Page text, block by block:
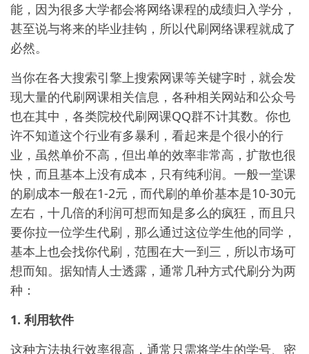
能，因为很多大学都会将网络课程的成绩归入学分，
甚至说与将来的毕业挂钩，所以代刷网络课程就成了
必然。
当你在各大搜索引擎上搜索网课等关键字时，就会发
现大量的代刷网课相关信息，各种相关网站和公众号
也在其中，各类院校代刷网课QQ群不计其数。你也
许不知道这个行业有多暴利，看起来是个很小的行
业，虽然单价不高，但出单的效率非常高，扩散也很
快，而且基本上没有成本，只有纯利润。一般一堂课
的刷成本一般在1-2元，而代刷的单价基本是10-30元
左右，十几倍的利润可想而知是多么的疯狂，而且只
要你拉一位学生代刷，那么通过这位学生他的同学，
基本上也会找你代刷，范围在大一到三，所以市场可
想而知。据知情人士透露，通常几种方式代刷分为两
种：
1. 利用软件
这种方法执行效率很高，通常只需将学生的学号、密